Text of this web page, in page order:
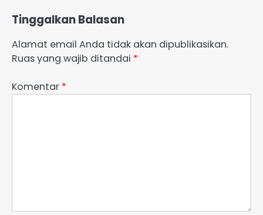
Tinggalkan Balasan
Alamat email Anda tidak akan dipublikasikan.
Ruas yang wajib ditandai *
Komentar *